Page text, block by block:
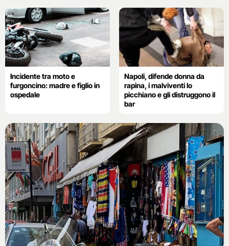
Incidente tra moto e
furgoncino: madre e figlio in
ospedale
Napoli, difende donna da
rapina, i malviventi lo
picchiano e gli distruggono il
bar